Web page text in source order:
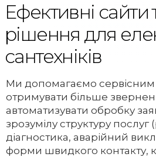
Ефективні сайти
рішення для
сантехніків
Ми допомагаємо сервісним
отримувати більше звернень
автоматизувати обробку
зрозумілу структуру
діагностика, аварійний
форми швидкого контакту,